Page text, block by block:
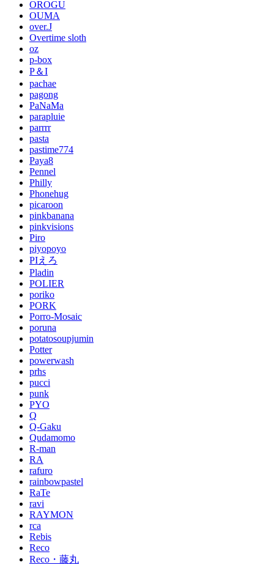
OROGU
OUMA
over.J
Overtime sloth
oz
p-box
P＆I
pachae
pagong
PaNaMa
parapluie
parrrr
pasta
pastime774
Paya8
Pennel
Philly
Phonehug
picaroon
pinkbanana
pinkvisions
Piro
piyopoyo
PIえろ
Pladin
POLIER
poriko
PORK
Porro-Mosaic
poruna
potatosoupjumin
Potter
powerwash
prhs
pucci
punk
PYO
Q
Q-Gaku
Qudamomo
R-man
RA
rafuro
rainbowpastel
RaTe
ravi
RAYMON
rca
Rebis
Reco
Reco・藤丸